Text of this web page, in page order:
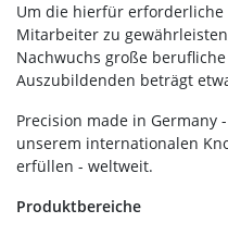
Um die hierfür
Mitarbeiter zu
Nachwuchs große
Auszubildenden beträgt
Precision made in
unserem internationalen
erfüllen - weltweit.
Produktbereiche